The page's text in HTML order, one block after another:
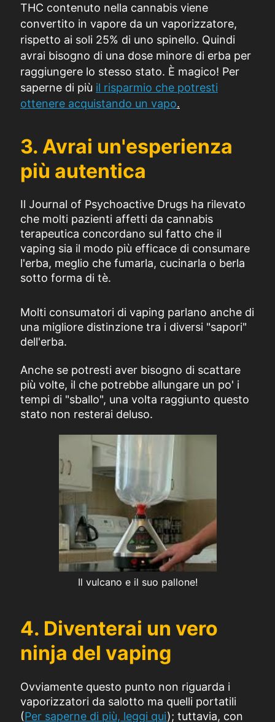
THC contenuto nella cannabis viene
convertito in vapore da un vaporizzatore,
rispetto ai soli 25% di uno spinello. Quindi
avrai bisogno di una dose minore di erba per
raggiungere lo stesso stato. È magico! Per
saperne di più il risparmio che potresti
ottenere acquistando un vapo.
3. Avrai un'esperienza
più autentica
Il Journal of Psychoactive Drugs ha rilevato
che molti pazienti affetti da cannabis
terapeutica concordano sul fatto che il
vaping sia il modo più efficace di consumare
l'erba, meglio che fumarla, cucinarla o berla
sotto forma di tè.
Molti consumatori di vaping parlano anche di
una migliore distinzione tra i diversi "sapori"
dell'erba.
Anche se potresti aver bisogno di scattare
più volte, il che potrebbe allungare un po' i
tempi di "sballo", una volta raggiunto questo
stato non resterai deluso.
Il vulcano e il suo pallone!
4. Diventerai un vero
ninja del vaping
Ovviamente questo punto non riguarda i
vaporizzatori da salotto ma quelli portatili
(Per saperne di più, leggi qui); tuttavia, con